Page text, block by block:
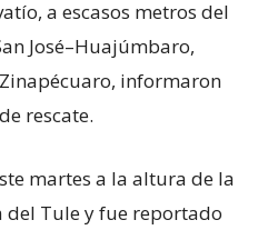
a escasos metros del
José–Huajúmbaro,
informaron
rescate.
martes a la altura de la
del Tule y fue reportado